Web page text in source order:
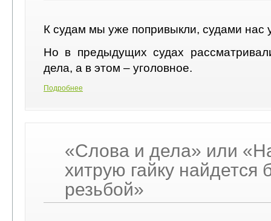
К судам мы уже попривыкли, судами нас
Но в предыдущих судах
дела, а в этом – уголовное.
Подробнее
«Слова и дела» или
хитрую гайку найдется
резьбой»